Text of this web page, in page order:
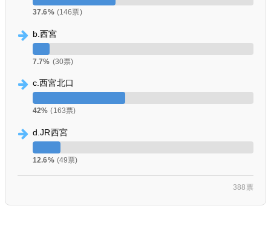
37.6% (146票)
b.西宮
7.7% (30票)
c.西宮北口
42% (163票)
d.JR西宮
12.6% (49票)
388票